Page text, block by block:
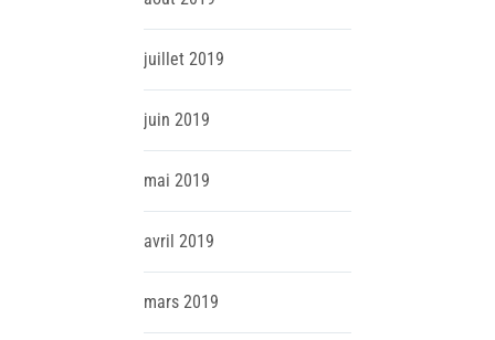
juillet 2019
juin 2019
mai 2019
avril 2019
mars 2019